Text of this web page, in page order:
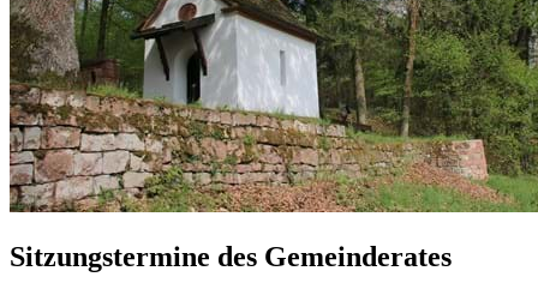
Sitzungstermine des Gemeinderates